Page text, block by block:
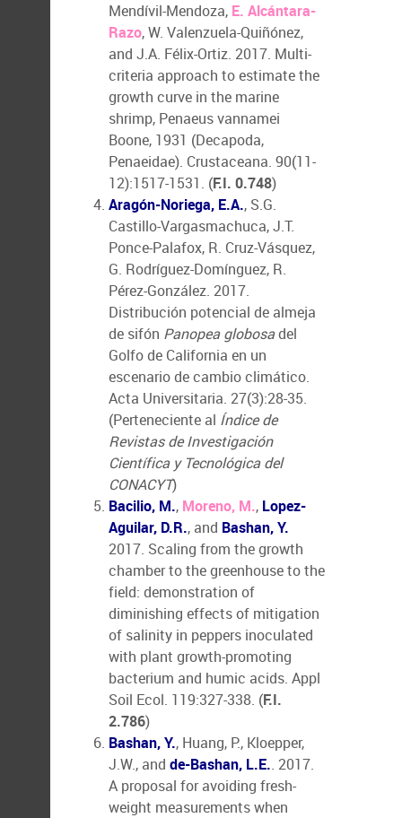
Mendívil-Mendoza, E. Alcántara-
Razo, W. Valenzuela-Quiñónez,
and J.A. Félix-Ortiz. 2017. Multi-
criteria approach to estimate the
growth curve in the marine
shrimp, Penaeus vannamei
Boone, 1931 (Decapoda,
Penaeidae). Crustaceana. 90(11-
12):1517-1531. (F.I. 0.748)
Aragón-Noriega, E.A., S.G.
Castillo-Vargasmachuca, J.T.
Ponce-Palafox, R. Cruz-Vásquez,
G. Rodríguez-Domínguez, R.
Pérez-González. 2017.
Distribución potencial de almeja
de sifón Panopea globosadel
Golfo de California en un
escenario de cambio climático.
Acta Universitaria. 27(3):28-35.
(Perteneciente al Índice de
Revistas de Investigación
Científica y Tecnológica del
CONACYT)
Bacilio, M., Moreno, M., Lopez-
Aguilar, D.R., and Bashan, Y.
2017. Scaling from the growth
chamber to the greenhouse to the
field: demonstration of
diminishing effects of mitigation
of salinity in peppers inoculated
with plant growth-promoting
bacterium and humic acids. Appl
Soil Ecol. 119:327-338. (F.I.
2.786)
Bashan, Y., Huang, P., Kloepper,
J.W., and de-Bashan, L.E.. 2017.
A proposal for avoiding fresh-
weight measurements when